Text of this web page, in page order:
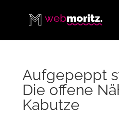
Aufgepeppt
Die offene
Kabutze